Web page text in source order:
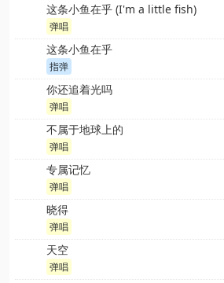
这条小鱼在乎 (I'm a little fish)
弹唱
这条小鱼在乎
指弹
你还追着光吗
弹唱
不属于地球上的
弹唱
专属记忆
弹唱
晓得
弹唱
天空
弹唱